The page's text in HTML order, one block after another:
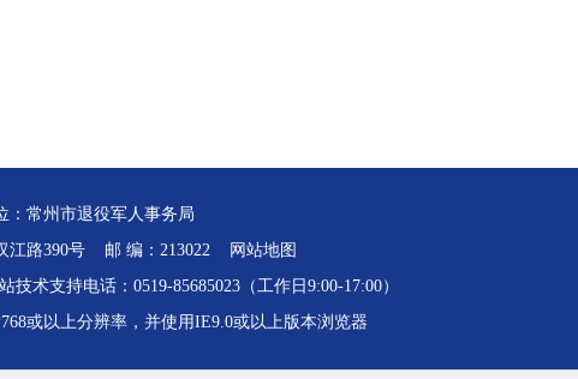
：常州市退役军人事务局
江路390号 邮 编：213022
网站地图
术支持电话：0519-85685023（工作日9:00-17:00）
或以上分辨率，并使用IE9.0或以上版本浏览器